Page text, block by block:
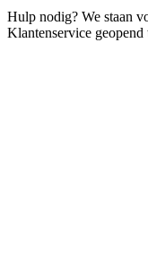
Hulp nodig? We staan
Klantenservice geopend